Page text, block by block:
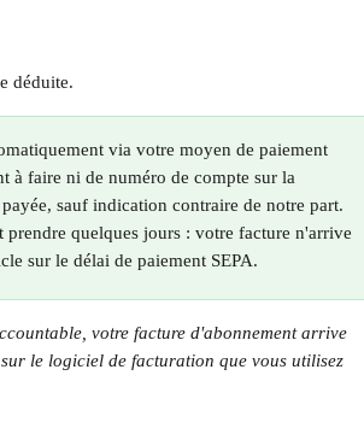
déduite.
via votre moyen de paiement
à faire ni de numéro de compte sur la
sauf indication contraire de notre part.
quelques jours : votre facture n'arrive
sur le délai de paiement SEPA.
votre facture d'abonnement arrive
le logiciel de facturation que vous utilisez